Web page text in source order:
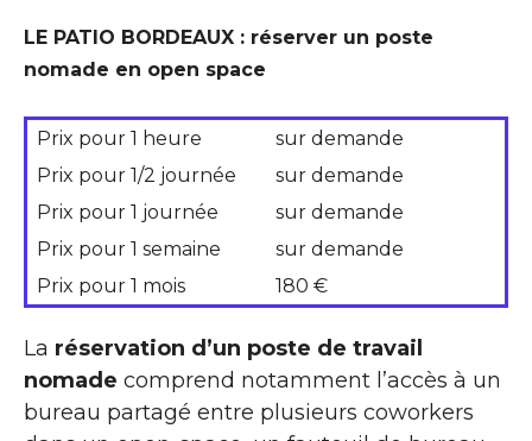
LE PATIO BORDEAUX : réserver un poste
nomade en open space
Prix pour 1 heure
sur demande
Prix pour 1/2 journée
sur demande
Prix pour 1 journée
sur demande
Prix pour 1 semaine
sur demande
Prix pour 1 mois
180 €
La réservation d’un poste de travail
nomade comprend notamment l’accès à un
bureau partagé entre plusieurs coworkers